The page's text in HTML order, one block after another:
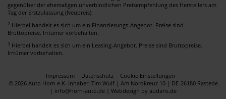
gegenüber der ehemaligen unverbindlichen Preisempfehlung des Herstellers am
Tag der Erstzulassung (Neupreis).
2 Hierbei handelt es sich um ein Finanzierungs-Angebot. Preise sind
Bruttopreise. Irrtümer vorbehalten.
3 Hierbei handelt es sich um ein Leasing-Angebot. Preise sind Bruttopreise.
Irrtümer vorbehalten.
Impressum Datenschutz
Cookie Einstellungen
© 2026 Auto Horn e.K. Inhaber: Tim Wulf | Am Nordkreuz 10 | DE-26180 Rastede
| info@horn-auto.de | Webdesign by audaris.de